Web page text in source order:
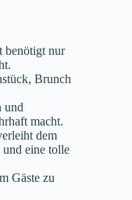
benötigt nur
Brunch
und
macht.
dem
und eine tolle
Gäste zu